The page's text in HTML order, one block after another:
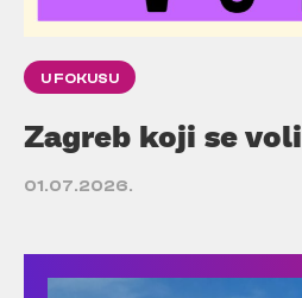
U FOKUSU
Zagreb koji se voli
01.07.2026.